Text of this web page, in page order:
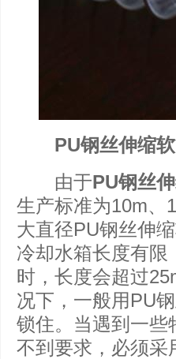
PU钢丝伸缩
由于PU钢丝
生产标准为10m、
大直径PU钢丝伸
冷却水箱长度有限
时，长度会超过
况下，一般用PU
锁住。当遇到一些
不到要求，必须采